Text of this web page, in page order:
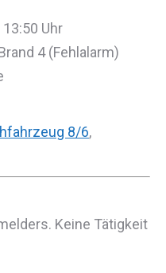
Uhr
4 (Fehlalarm)
8/6,
Keine Tätigkeit